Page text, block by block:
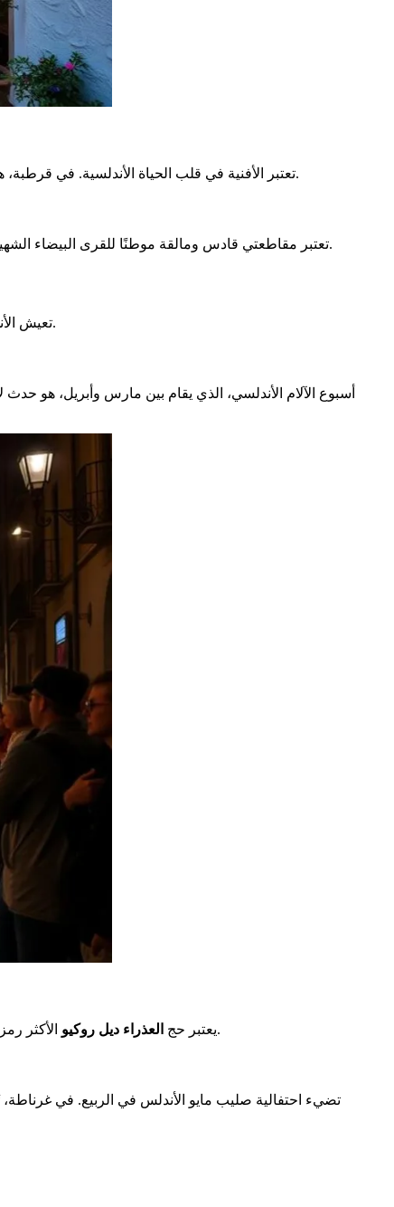
تعتبر الأفنية في قلب الحياة الأندلسية. في قرطبة، هي رمزية لدرجة أنه تم الاعتراف بها من قبل اليونسكو في عام 2012. كل عام، في مايو، تحتفل المدينة بهذه المساحات من خلال مهرجان ملون.
تعتبر مقاطعتي قادس ومالقة موطنًا للقرى البيضاء، التي تقع على التلال، تقدم عرضًا فريدًا. تتناغم عمارتها، التي تجمع بين الجمال والوظيفية، مع بيئة طبيعية استثنائية.
تعيش الأندلس من خلال 23 مهرجانًا سنويًا، مزيج من التقاليد والحماس الشعبي. تجذب هذه الأحداث حشودًا كبيرة، مما يغني إرثًا ثقافيًا يمتد لآلاف السنين.
أسبوع الآلام الأندلسي، الذي يقام بين مارس وأبريل، هو حدث
يعتبر حج العذراء ديل روكيو الأكثر رمزية. سنويًا، يتجه ملايين المؤمنين نحو ألمونتي، في مقاطعة ويلفا. يجمع هذا الحج بين الإيمان الديني والاحتفالات الشعبية، مما يخلق جوًا لا مثيل له.
تضيء احتفالية صليب مايو الأندلس في الربيع. في غرناطة،